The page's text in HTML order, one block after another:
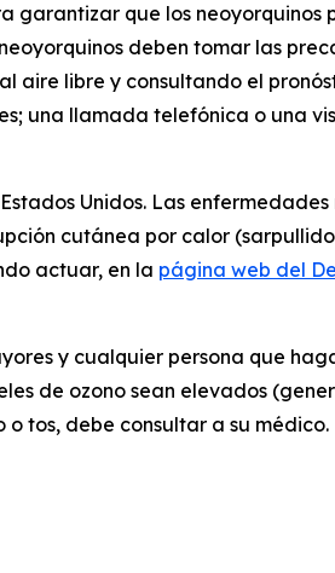
garantizar que los neoyorquinos
deben tomar las
aire libre y consultando el
una llamada telefónica o una
Unidos. Las enfermedades
cutánea por calor
actuar, en la página web del
y cualquier persona que
de ozono sean elevados
tos, debe consultar a su médico.